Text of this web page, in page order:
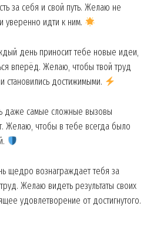
за себя и свой путь. Желаю не
уверенно идти к ним.
день приносит тебе новые идеи,
вперёд. Желаю, чтобы твой труд
становились достижимыми.
даже самые сложные вызовы
Желаю, чтобы в тебе всегда было
щедро вознаграждает тебя за
труд. Желаю видеть результаты своих
удовлетворение от достигнутого.